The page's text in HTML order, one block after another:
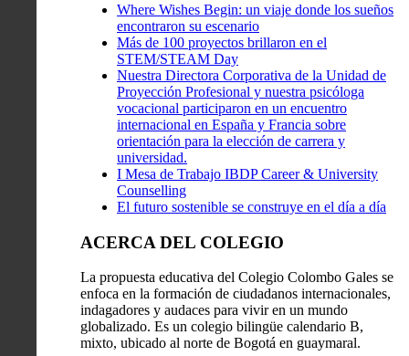
Where Wishes Begin: un viaje donde los sueños
encontraron su escenario
Más de 100 proyectos brillaron en el
STEM/STEAM Day
Nuestra Directora Corporativa de la Unidad de
Proyección Profesional y nuestra psicóloga
vocacional participaron en un encuentro
internacional en España y Francia sobre
orientación para la elección de carrera y
universidad.
I Mesa de Trabajo IBDP Career & University
Counselling
El futuro sostenible se construye en el día a día
ACERCA DEL COLEGIO
La propuesta educativa del Colegio Colombo Gales se
enfoca en la formación de ciudadanos internacionales,
indagadores y audaces para vivir en un mundo
globalizado. Es un colegio bilingüe calendario B,
mixto, ubicado al norte de Bogotá en guaymaral.